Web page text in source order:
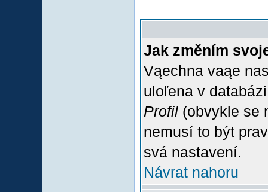
Jak změním
Vąechna vaąe
uloľena v
Profil (obvykle se
nemusí to být
svá nastavení.
Návrat nahoru